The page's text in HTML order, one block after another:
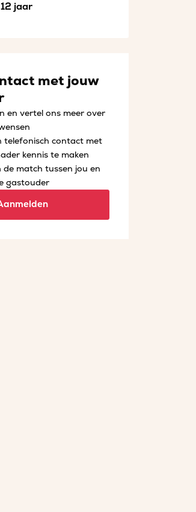
jaar
met jouw
en vertel ons meer over
telefonisch contact met
kennis te maken
de match tussen jou en
gastouder